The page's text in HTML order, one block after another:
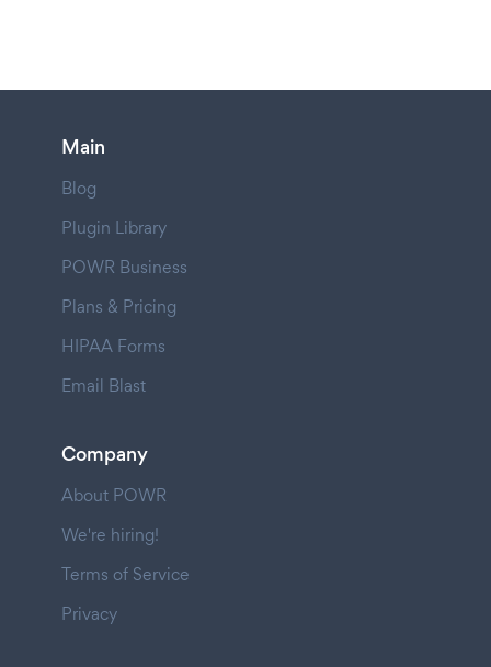
Main
Blog
Plugin Library
POWR Business
Plans & Pricing
HIPAA Forms
Email Blast
Company
About POWR
We're hiring!
Terms of Service
Privacy